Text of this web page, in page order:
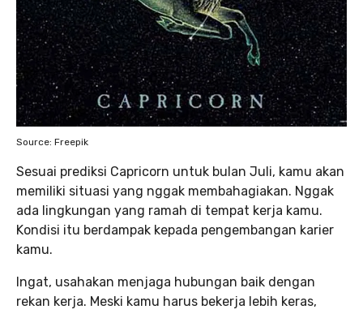
Source: Freepik
Sesuai prediksi Capricorn untuk bulan Juli, kamu akan
memiliki situasi yang nggak membahagiakan. Nggak
ada lingkungan yang ramah di tempat kerja kamu.
Kondisi itu berdampak kepada pengembangan karier
kamu.
Ingat, usahakan menjaga hubungan baik dengan
rekan kerja. Meski kamu harus bekerja lebih keras,